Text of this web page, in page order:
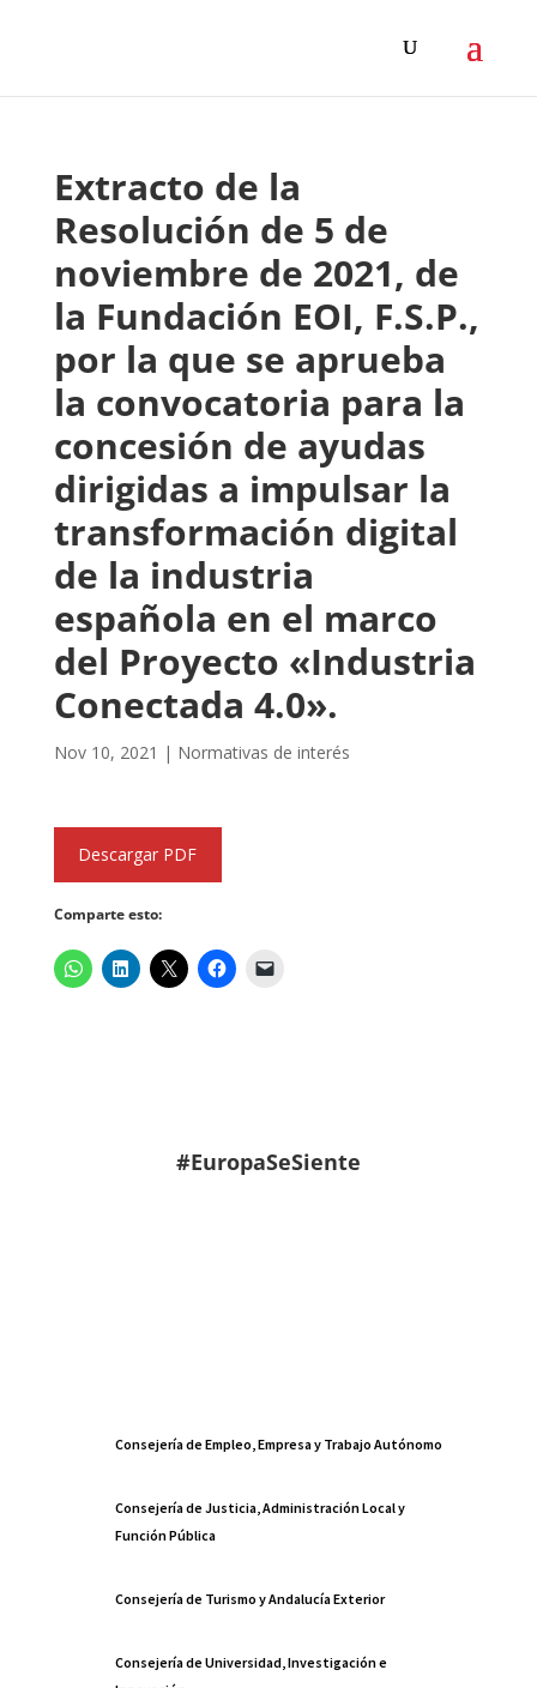
Extracto de la
Resolución de 5 de
noviembre de 2021, de
la Fundación EOI, F.S.P.,
por la que se aprueba
la convocatoria para la
concesión de ayudas
dirigidas a impulsar la
transformación digital
de la industria
española en el marco
del Proyecto «Industria
Conectada 4.0».
Nov 10, 2021 | Normativas de interés
Descargar PDF
Comparte esto:
#EuropaSeSiente
Consejería de Empleo, Empresa y Trabajo Autónomo
Consejería de Justicia, Administración Local y
Función Pública
Consejería de Turismo y Andalucía Exterior
Consejería de Universidad, Investigación e